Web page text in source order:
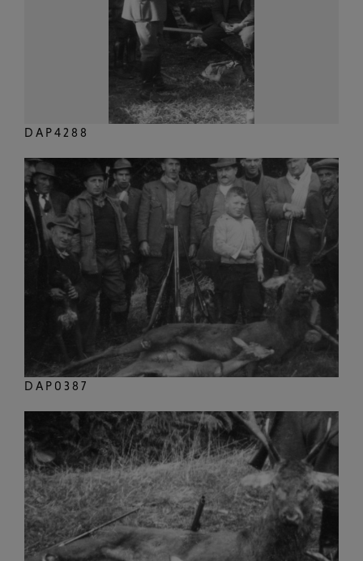
DAP4288
DAP0387